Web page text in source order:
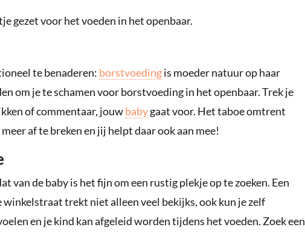
gezet voor het voeden in het openbaar.
te benaderen: borstvoedingis moeder natuur op haar
om je te schamen voor borstvoeding in het openbaar. Trek je
of commentaar, jouwbabygaat voor. Het taboe omtrent
af te breken en jij helpt daar ook aan mee!
van de baby is het fijn om een rustig plekje op te zoeken. Een
winkelstraat trekt niet alleen veel bekijks, ook kun je zelf
en je kind kan afgeleid worden tijdens het voeden. Zoek een